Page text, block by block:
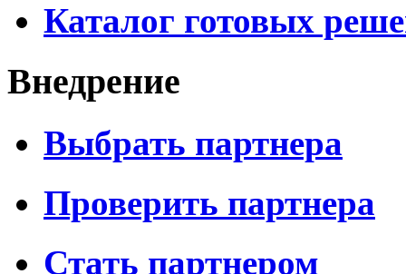
Каталог готовых
Внедрение
Выбрать партнера
Проверить партнера
Стать партнером